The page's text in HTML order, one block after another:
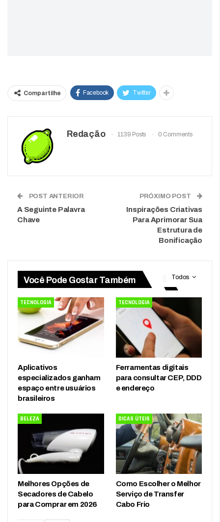
Compartilhe Facebook Twitter
Redação 1139 Posts 0 Comments
POST ANTERIOR
A Seguinte Palavra
Chave
PRÓXIMO POST
Inspirações Criativas
Para Aprimorar Sua
Estrutura de
Bonificação
Todos
Você Pode Gostar Também
TECNOLOGIA
Aplicativos
especializados ganham
espaço entre usuários
brasileiros
TECNOLOGIA
Ferramentas digitais
para consultar CEP, DDD
e endereço
BELEZA
Melhores Opções de
Secadores de Cabelo
para Comprar em 2026
DICAS ÚTEIS
Como Escolher o Melhor
Serviço de Transfer
Cabo Frio